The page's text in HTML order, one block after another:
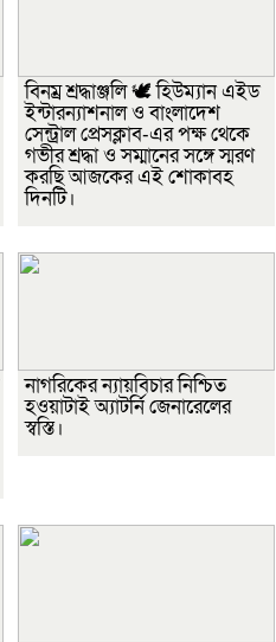
বিনম্র শ্রদ্ধাঞ্জলি 🕊️ হিউম্যান এইড
ইন্টারন্যাশনাল ও বাংলাদেশ
সেন্ট্রাল প্রেসক্লাব-এর পক্ষ থেকে
গভীর শ্রদ্ধা ও সম্মানের সঙ্গে স্মরণ
করছি আজকের এই শোকাবহ
দিনটি।
নাগরিকের ন্যায়বিচার নিশ্চিত
হওয়াটাই অ্যাটর্নি জেনারেলের
স্বস্তি।